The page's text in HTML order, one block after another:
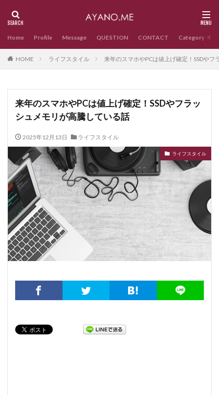
Home Profile Message QUESTION CONTACT Category
HOME ライフスタイル 来年のスマホやPCは値上げ確定！SSDや
来年のスマホやPCは値上げ確定！SSDやフラッ
シュメモリが高騰している話
2025年12月13日 ライフスタイル
ライフスタイル